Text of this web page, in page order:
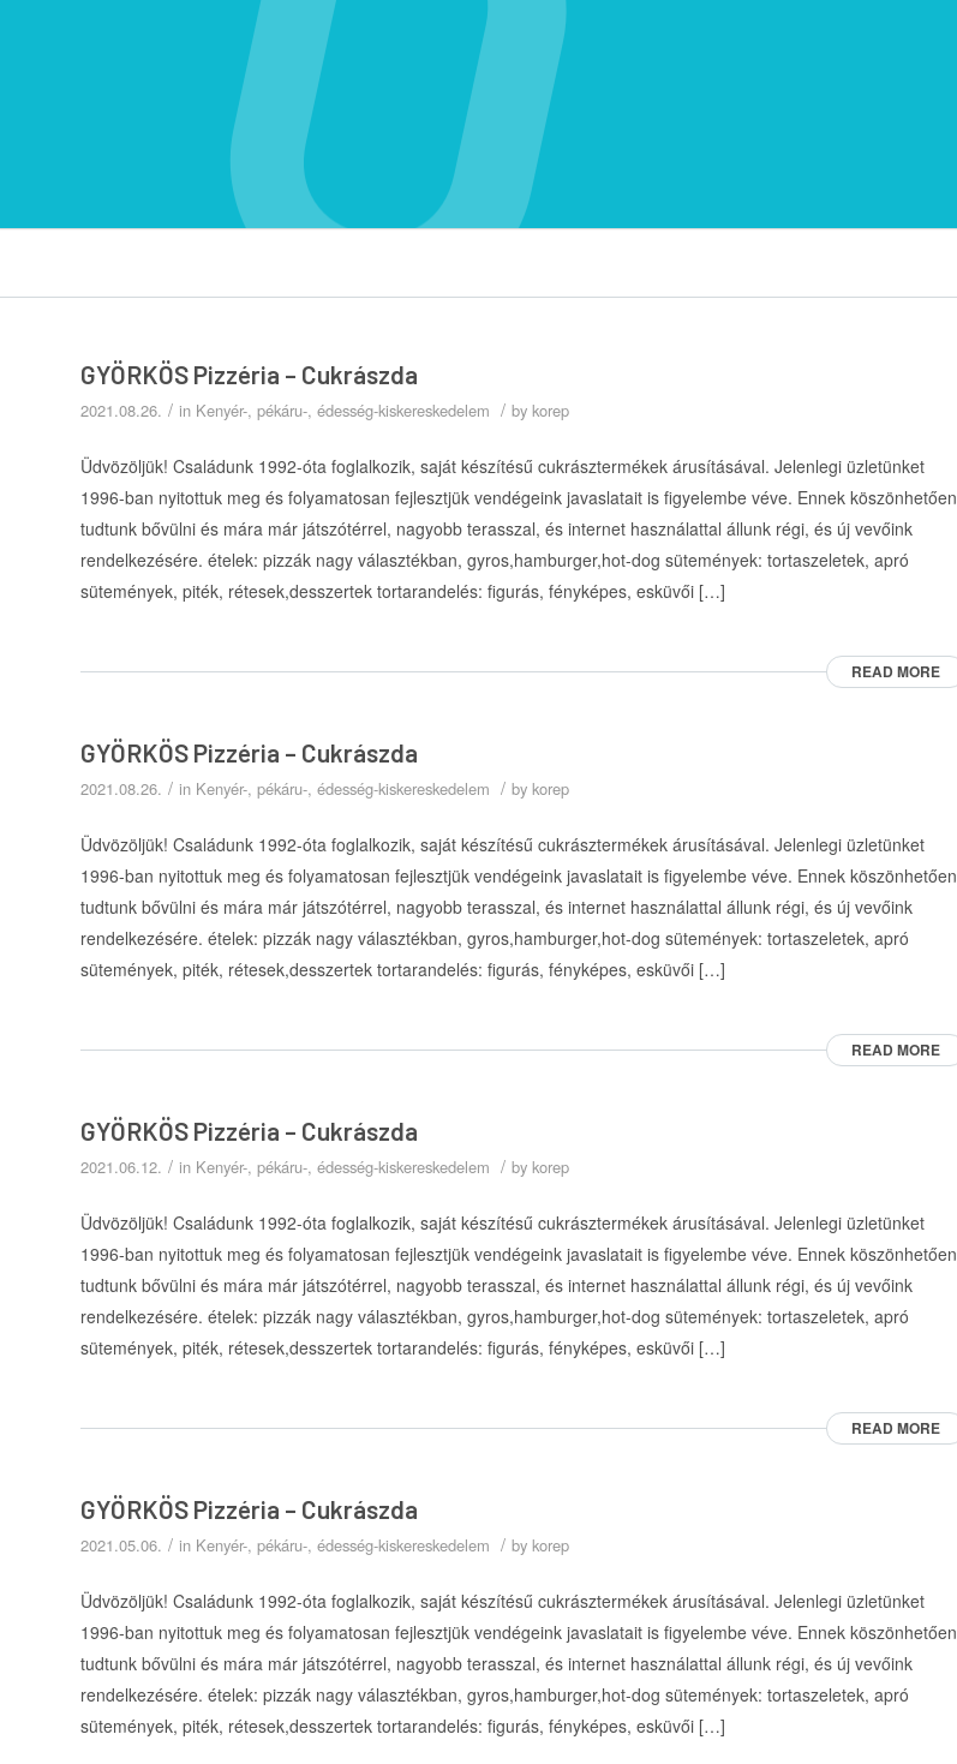
GYÖRKÖS Pizzéria – Cukrászda
2021.08.26. / in Kenyér-, pékáru-, édesség-kiskereskedelem / by korep
Üdvözöljük! Családunk 1992-óta foglalkozik, saját készítésű cukrásztermékek árusításával. Jelenlegi üzletünket
1996-ban nyitottuk meg és folyamatosan fejlesztjük vendégeink javaslatait is figyelembe véve. Ennek köszönhetően
tudtunk bővülni és mára már játszótérrel, nagyobb terasszal, és internet használattal állunk régi, és új vevőink
rendelkezésére. ételek: pizzák nagy választékban, gyros,hamburger,hot-dog sütemények: tortaszeletek, apró
sütemények, piték, rétesek,desszertek tortarandelés: figurás, fényképes, esküvői […]
READ MORE
GYÖRKÖS Pizzéria – Cukrászda
2021.08.26. / in Kenyér-, pékáru-, édesség-kiskereskedelem / by korep
Üdvözöljük! Családunk 1992-óta foglalkozik, saját készítésű cukrásztermékek árusításával. Jelenlegi üzletünket
1996-ban nyitottuk meg és folyamatosan fejlesztjük vendégeink javaslatait is figyelembe véve. Ennek köszönhetően
tudtunk bővülni és mára már játszótérrel, nagyobb terasszal, és internet használattal állunk régi, és új vevőink
rendelkezésére. ételek: pizzák nagy választékban, gyros,hamburger,hot-dog sütemények: tortaszeletek, apró
sütemények, piték, rétesek,desszertek tortarandelés: figurás, fényképes, esküvői […]
READ MORE
GYÖRKÖS Pizzéria – Cukrászda
2021.06.12. / in Kenyér-, pékáru-, édesség-kiskereskedelem / by korep
Üdvözöljük! Családunk 1992-óta foglalkozik, saját készítésű cukrásztermékek árusításával. Jelenlegi üzletünket
1996-ban nyitottuk meg és folyamatosan fejlesztjük vendégeink javaslatait is figyelembe véve. Ennek köszönhetően
tudtunk bővülni és mára már játszótérrel, nagyobb terasszal, és internet használattal állunk régi, és új vevőink
rendelkezésére. ételek: pizzák nagy választékban, gyros,hamburger,hot-dog sütemények: tortaszeletek, apró
sütemények, piték, rétesek,desszertek tortarandelés: figurás, fényképes, esküvői […]
READ MORE
GYÖRKÖS Pizzéria – Cukrászda
2021.05.06. / in Kenyér-, pékáru-, édesség-kiskereskedelem / by korep
Üdvözöljük! Családunk 1992-óta foglalkozik, saját készítésű cukrásztermékek árusításával. Jelenlegi üzletünket
1996-ban nyitottuk meg és folyamatosan fejlesztjük vendégeink javaslatait is figyelembe véve. Ennek köszönhetően
tudtunk bővülni és mára már játszótérrel, nagyobb terasszal, és internet használattal állunk régi, és új vevőink
rendelkezésére. ételek: pizzák nagy választékban, gyros,hamburger,hot-dog sütemények: tortaszeletek, apró
sütemények, piték, rétesek,desszertek tortarandelés: figurás, fényképes, esküvői […]